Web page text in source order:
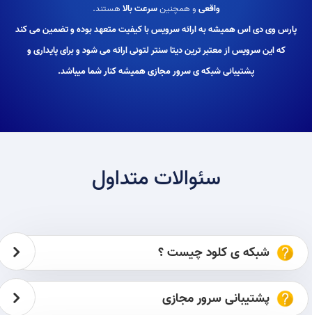
واقعیو همچنینسرعت بالاهستند.
پارس وی دی اس همیشه به ارائه سرویس با کیفیت متعهد بوده و تضمین می کند
که این سرویس از معتبر ترین دیتا سنتر لتونی ارائه می شود و برای پایداری و
پشتیبانی شبکه ی سرور مجازی همیشه کنار شما میباشد.
سئوالات متداول
شبکه ی کلود چیست ؟
پشتیبانی سرور مجازی